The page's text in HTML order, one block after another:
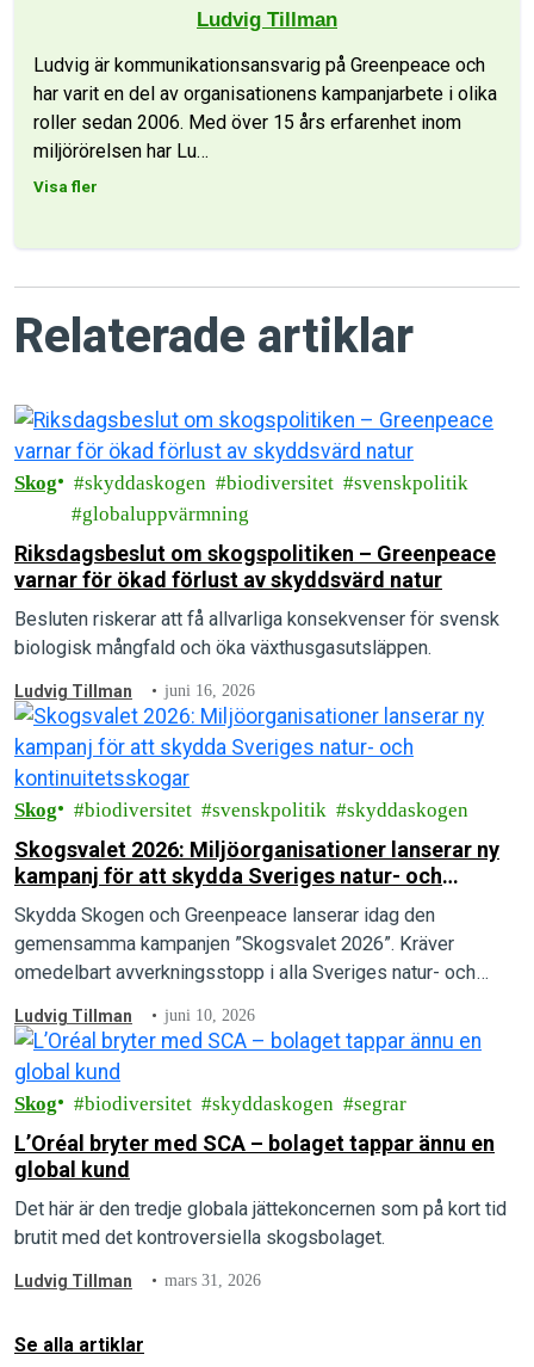
Ludvig Tillman
Ludvig är kommunikationsansvarig på Greenpeace och
har varit en del av organisationens kampanjarbete i olika
roller sedan 2006. Med över 15 års erfarenhet inom
miljörörelsen har Lu…
Visa fler
Relaterade artiklar
Skog skyddaskogen biodiversitet
svenskpolitik
globaluppvärmning
Riksdagsbeslut om skogspolitiken – Greenpeace
varnar för ökad förlust av skyddsvärd natur
Besluten riskerar att få allvarliga konsekvenser för svensk
biologisk mångfald och öka växthusgasutsläppen.
Ludvig Tillman juni 16, 2026
Skog biodiversitet svenskpolitik skyddaskogen
Skogsvalet 2026: Miljöorganisationer lanserar ny
kampanj för att skydda Sveriges natur- och
kontinuitetsskogar
Skydda Skogen och Greenpeace lanserar idag den
gemensamma kampanjen ”Skogsvalet 2026”. Kräver
omedelbart avverkningsstopp i alla Sveriges natur- och
Ludvig Tillman juni 10, 2026
Skog biodiversitet skyddaskogen segrar
L’Oréal bryter med SCA – bolaget tappar ännu en
global kund
Det här är den tredje globala jättekoncernen som på kort tid
brutit med det kontroversiella skogsbolaget.
Ludvig Tillman mars 31, 2026
Se alla artiklar